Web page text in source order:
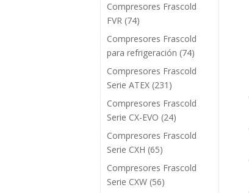
Compresores Frascold
FVR (74)
Compresores Frascold
para refrigeración (74)
Compresores Frascold
Serie ATEX (231)
Compresores Frascold
Serie CX-EVO (24)
Compresores Frascold
Serie CXH (65)
Compresores Frascold
Serie CXW (56)